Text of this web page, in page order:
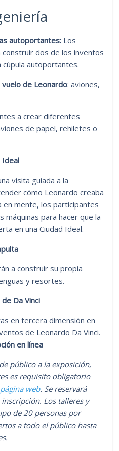
autoportantes: Los
dos de los inventos
autoportantes.
de Leonardo: aviones,
a crear diferentes
de papel, rehiletes o
Ideal
visita guiada a la
cómo Leonardo creaba
en mente, los participantes
máquinas para hacer que la
en una Ciudad Ideal.
a construir su propia
y resortes.
Da Vinci
en tercera dimensión en
de Leonardo Da Vinci.
en línea
público a la exposición,
es requisito obligatorio
web. Se reservará
Los talleres y
de 20 personas por
a todo el público hasta